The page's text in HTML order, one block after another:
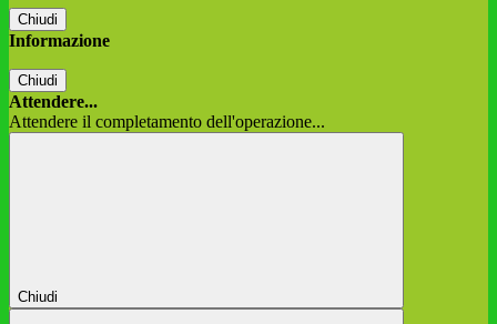
Chiudi
Informazione
Chiudi
Attendere...
Attendere il completamento dell'operazione...
Chiudi